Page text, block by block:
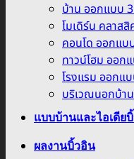
บ้าน ออกแบบ
โมเดิร์น คลาส
คอนโด ออกแบ
ทาวน์โฮม ออก
โรงแรม ออกแ
บริเวณนอกบ้า
แบบบ้านและไอเดีย
ผลงานบิ้วอิน